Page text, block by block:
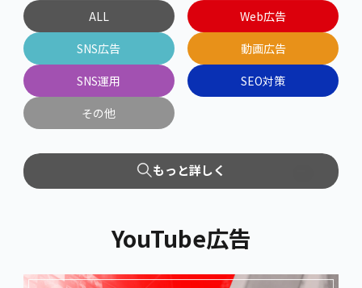
ALL
Web広告
SNS広告
動画広告
SNS運用
SEO対策
その他
もっと詳しく
Web広告
リスティング広告
SNS広告
Facebook広告
YouTube広告